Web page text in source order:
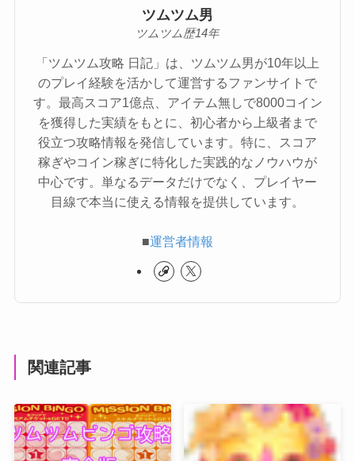
ツムツム男
ツムツム歴14年
「ツムツム攻略 日記」は、ツムツム男が10年以上
のプレイ経験を活かして運営するファンサイトで
す。最高スコア1億点、アイテム無しで8000コイン
を獲得した実績をもとに、初心者から上級者まで
役立つ攻略情報を発信しています。特に、スコア
稼ぎやコイン稼ぎに特化した実践的なノウハウが
中心です。単なるデータだけでなく、プレイヤー
目線で本当に使える情報を提供しています。
■運営者情報
関連記事